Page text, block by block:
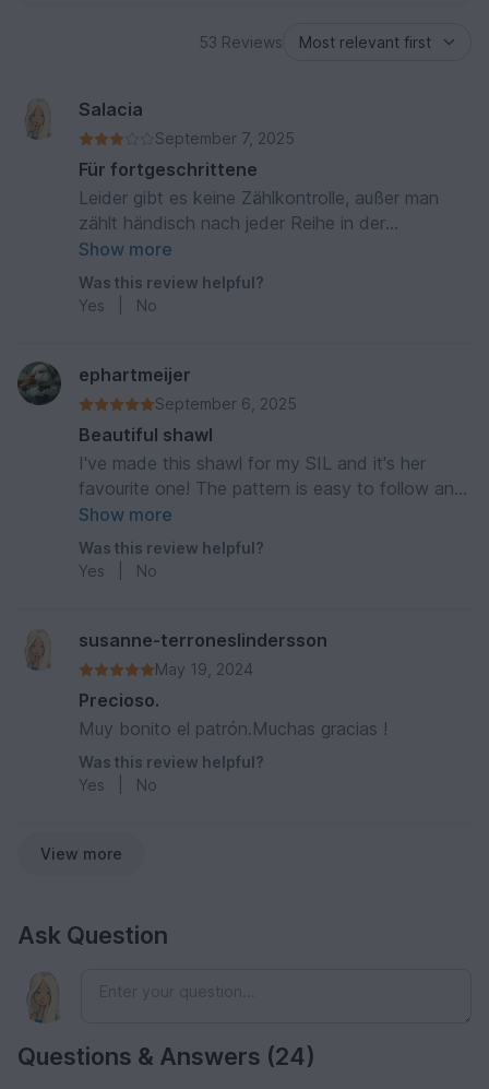
53 Reviews
Salacia
September 7, 2025
Für fortgeschrittene
Leider gibt es keine Zählkontrolle, außer man
zählt händisch nach jeder Reihe in der
Häkelschrift nach. Am Tablet, bzw. unterwegs
am Handy nur schwer möglich. Hat mich sehr,
sehr viel Zeit gekostet und war zwischenzeitlich
Show more
Was this review helpful?
Yes
No
ephartmeijer
September 6, 2025
Beautiful shawl
I've made this shawl for my SIL and it's her
favourite one! The pattern is easy to follow and
the result is stunning.
Show more
Was this review helpful?
Yes
No
susanne-terroneslindersson
May 19, 2024
Precioso.
Muy bonito el patrón.Muchas gracias !
Was this review helpful?
Yes
No
View more
Ask Question
Questions & Answers (24)